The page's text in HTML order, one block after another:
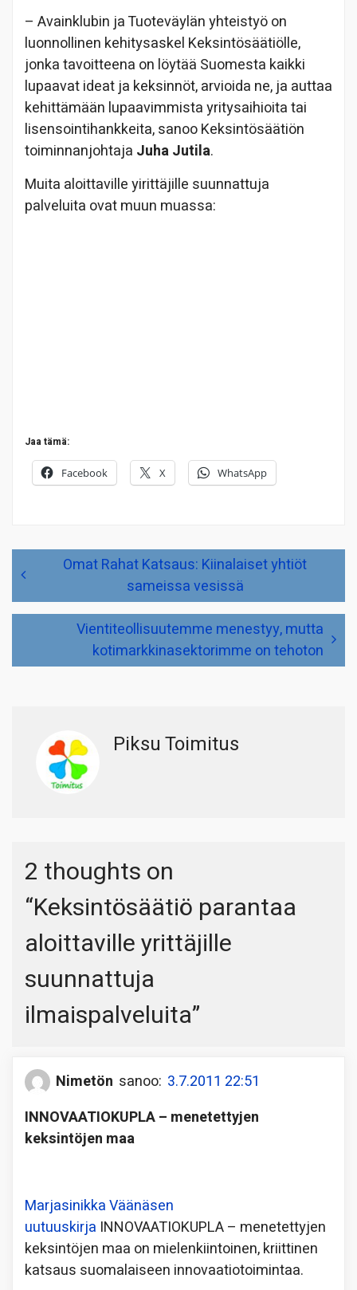
– Avainklubin ja Tuoteväylän yhteistyö on
luonnollinen kehitysaskel Keksintösäätiölle,
jonka tavoitteena on löytää Suomesta kaikki
lupaavat ideat ja keksinnöt, arvioida ne, ja auttaa
kehittämään lupaavimmista yritysaihioita tai
lisensointihankkeita, sanoo Keksintösäätiön
toiminnanjohtaja Juha Jutila.
Muita aloittaville yirittäjille suunnattuja
palveluita ovat muun muassa:
Jaa tämä:
Facebook X WhatsApp
Artikkelien
selaus
Omat Rahat Katsaus: Kiinalaiset yhtiöt
sameissa vesissä
Vientiteollisuutemme menestyy, mutta
kotimarkkinasektorimme on tehoton
Piksu Toimitus
2 thoughts on
“Keksintösäätiö parantaa
aloittaville yrittäjille
suunnattuja
ilmaispalveluita”
Nimetön sanoo: 3.7.2011 22:51
INNOVAATIOKUPLA – menetettyjen
keksintöjen maa
Marjasinikka Väänäsen
uutuuskirja INNOVAATIOKUPLA – menetettyjen
keksintöjen maa on mielenkiintoinen, kriittinen
katsaus suomalaiseen innovaatiotoimintaa.